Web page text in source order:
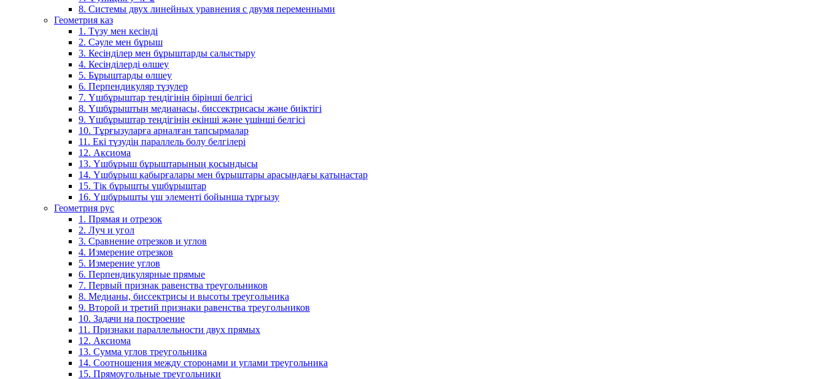
8. Системы двух линейных уравнения с двумя переменными
Геометрия каз
1. Түзу мен кесінді
2. Сәуле мен бұрыш
3. Кесінділер мен бұрыштарды салыстыру
4. Кесінділерді өлшеу
5. Бұрыштарды өлшеу
6. Перпендикуляр түзулер
7. Үшбұрыштар теңдігінің бірінші белгісі
8. Үшбұрыштың медианасы, биссектрисасы және биіктігі
9. Үшбұрыштар теңдігінің екінші және үшінші белгісі
10. Тұрғызуларға арналған тапсырмалар
11. Екі түзудің параллель болу белгілері
12. Аксиома
13. Үшбұрыш бұрыштарының қосындысы
14. Үшбұрыш қабырғалары мен бұрыштары арасындағы қатынастар
15. Тік бұрышты үшбұрыштар
16. Үшбұрышты үш элементі бойынша тұрғызу
Геометрия рус
1. Прямая и отрезок
2. Луч и угол
3. Сравнение отрезков и углов
4. Измерение отрезков
5. Измерение углов
6. Перпендикулярные прямые
7. Первый признак равенства треугольников
8. Медианы, биссектрисы и высоты треугольника
9. Второй и третий признаки равенства треугольников
10. Задачи на построение
11. Признаки параллельности двух прямых
12. Аксиома
13. Сумма углов треугольника
14. Соотношения между сторонами и углами треугольника
15. Прямоугольные треугольники